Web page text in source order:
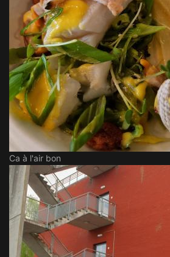
Ca à l'air bon